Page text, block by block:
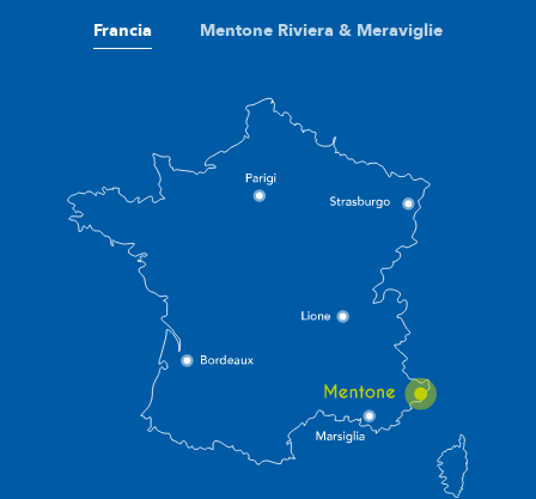
Francia Mentone Riviera & Meraviglie